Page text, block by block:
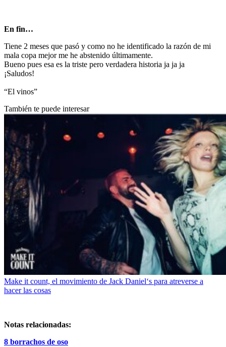
En fin…
Tiene 2 meses que pasó y como no he identificado la razón de mi
mala copa mejor me he abstenido últimamente.
Bueno pues esa es la triste pero verdadera historia ja ja ja
¡Saludos!
“El vinos”
También te puede interesar
Make it count, el movimiento de Jack Daniel‘s para atreverse a
hacer las cosas
Notas relacionadas:
8 borrachos de oso